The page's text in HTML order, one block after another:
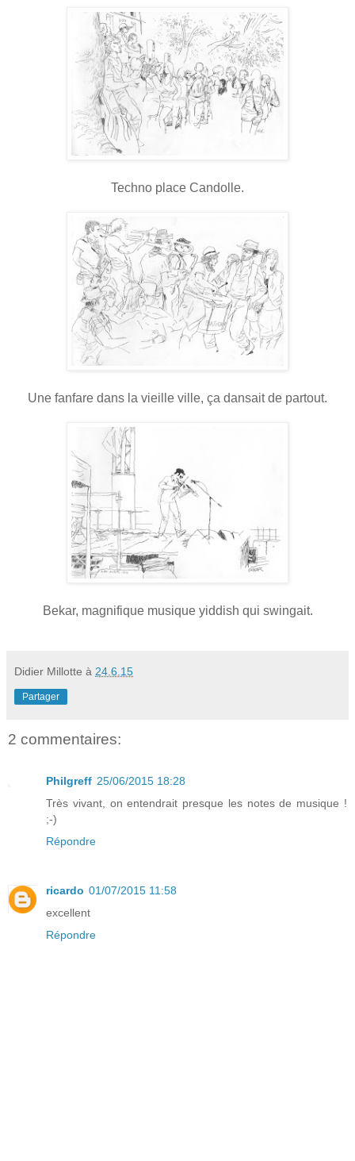
Techno place Candolle.
Une fanfare dans la vieille ville, ça dansait de partout.
Bekar, magnifique musique yiddish qui swingait.
Didier Millotte à 24.6.15
Partager
2 commentaires:
Philgreff 25/06/2015 18:28
Très vivant, on entendrait presque les notes de musique !
;-)
Répondre
ricardo 01/07/2015 11:58
excellent
Répondre